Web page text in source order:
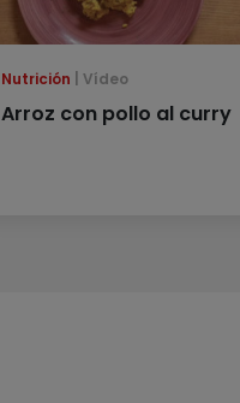
Nutrición Vídeo
Arroz con pollo al curry